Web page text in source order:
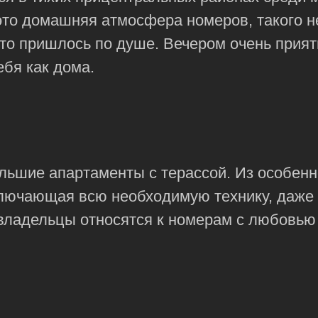
домашняя атмосфера номеров, такого
пришлось по душе. Вечером очень
как дома.
апартаменты с терассой. Из
всю необходимую технику, даже
относятся к номерам с